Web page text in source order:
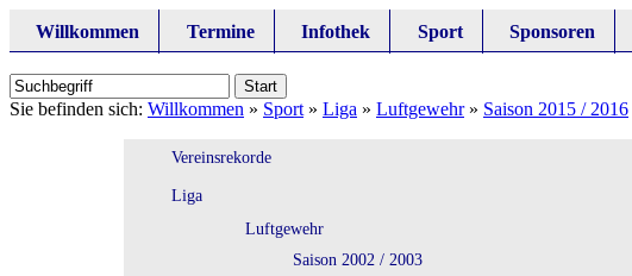
Willkommen Termine Infothek Sport Sponsoren
Sie befinden sich: Willkommen » Sport » Liga » Luftgewehr» Saison 2015 / 2016
Vereinsrekorde
Liga
Luftgewehr
Saison 2002 / 2003